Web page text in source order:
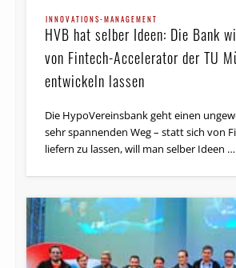
INNOVATIONS-MANAGEMENT
HVB hat selber Ideen: Die Bank
von Fintech-Accelerator der TU
entwickeln lassen
Die HypoVereinsbank geht einen
sehr spannenden Weg – statt sich von
liefern zu lassen, will man selber Ideen …